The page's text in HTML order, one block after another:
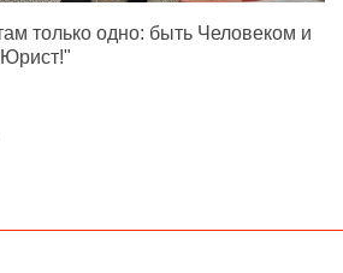
только одно: быть Человеком и
Юрист!"